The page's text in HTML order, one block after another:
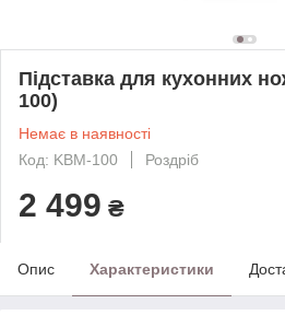
Підставка для кухонних
100)
Немає в наявності
Код: KBM-100
Роздріб
2 499 ₴
Опис Характеристики